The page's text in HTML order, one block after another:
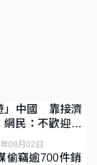
」中國 靠接濟
民：不歡迎劣
08月02日
偷竊逾700件銷